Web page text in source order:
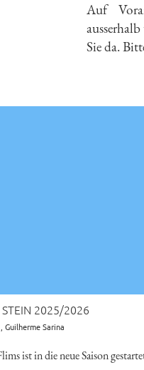
Auf
Sie da.
STEIN 2025/2026
Guilherme Sarina
ist in die neue Saison